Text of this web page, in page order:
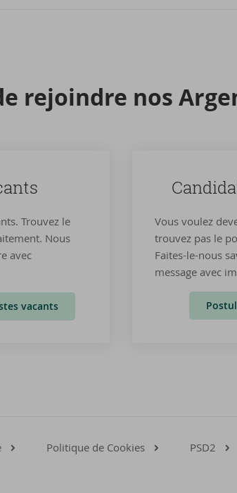
re­joindre nos
Trouvez le
Nous
avec
vacants
Vous voulez
trouvez pas le
Faites-le-nous
message avec
Politique de Cookies PSD2